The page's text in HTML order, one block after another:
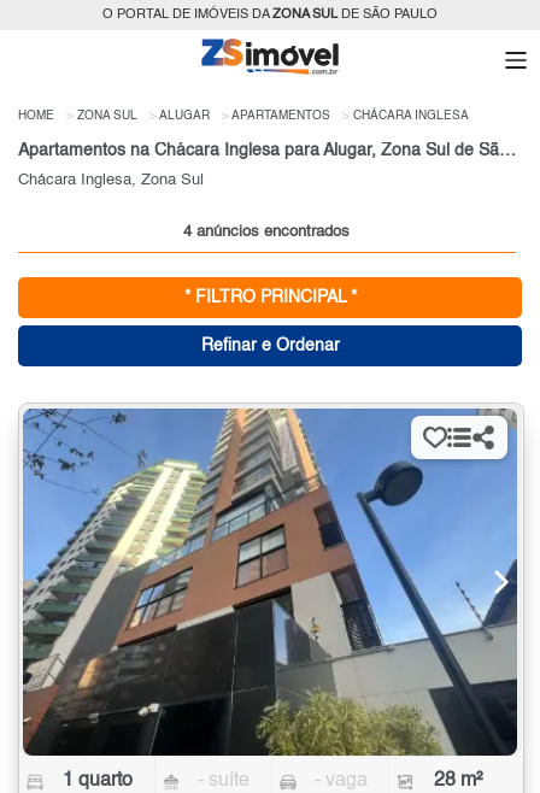
O PORTAL DE IMÓVEIS DAZONA SULDE SÃO PAULO
HOME ZONA SUL ALUGAR APARTAMENTOS CHÁCARA INGLESA
Apartamentos na Chácara Inglesa para Alugar, Zona Sul de São Paulo, SP
Chácara Inglesa, Zona Sul
4 anúncios encontrados
* FILTRO PRINCIPAL *
Refinar e Ordenar
1 quarto - suíte - vaga 28 m²